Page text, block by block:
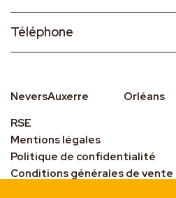
Téléphone
NeversAuxerre Orléans
RSE
Mentions légales
Politique de confidentialité
Conditions générales de vente